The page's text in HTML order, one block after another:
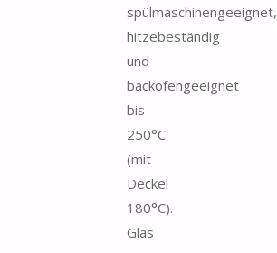
spülmaschinengeeignet,
hitzebeständig
und
backofengeeignet
bis
250°C
(mit
Deckel
180°C).
Glas